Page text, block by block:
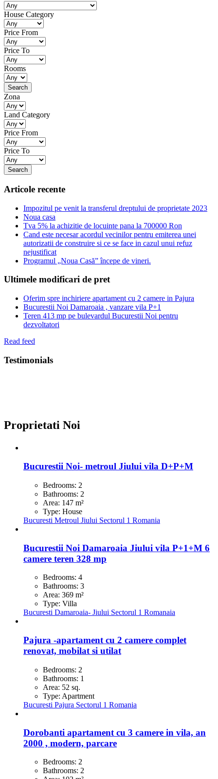
House Category
Price From
Price To
Rooms
Zona
Land Category
Price From
Price To
Articole recente
Impozitul pe venit la transferul dreptului de proprietate 2023
Noua casa
Tva 5% la achizitie de locuinte pana la 700000 Ron
Cand este necesar acordul vecinilor pentru emiterea unei
autorizatii de construire si ce se face in cazul unui refuz
nejustificat
Programul „Noua Casă” începe de vineri.
Ultimele modificari de pret
Oferim spre inchiriere apartament cu 2 camere in Pajura
Bucurestii Noi Damaroaia , vanzare vila P+1
Teren 413 mp pe bulevardul Bucurestii Noi pentru
dezvoltatori
Read feed
Testimonials
Proprietati Noi
Bucurestii Noi- metroul Jiului vila D+P+M
Bedrooms: 2
Bathrooms: 2
Area: 147 m²
Type: House
Bucuresti Metroul Jiului Sectorul 1 Romania
Bucurestii Noi Damaroaia Jiului vila P+1+M 6
camere teren 328 mp
Bedrooms: 4
Bathrooms: 3
Area: 369 m²
Type: Villa
Bucuresti Damaroaia- Jiului Sectorul 1 Romanaia
Pajura -apartament cu 2 camere complet
renovat, mobilat si utilat
Bedrooms: 2
Bathrooms: 1
Area: 52 sq.
Type: Apartment
Bucuresti Pajura Sectorul 1 Romania
Dorobanti apartament cu 3 camere in vila, an
2000 , modern, parcare
Bedrooms: 2
Bathrooms: 2